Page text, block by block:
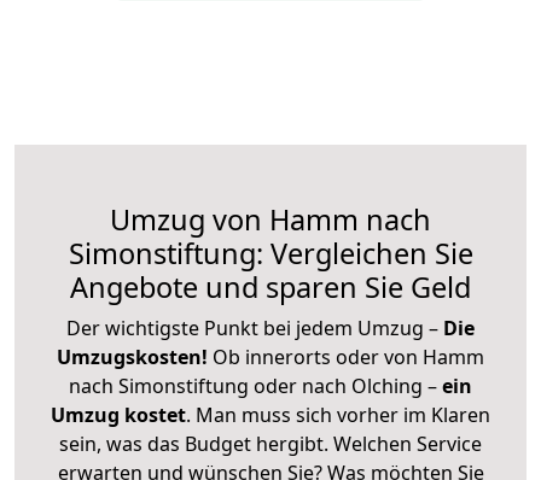
Umzug von Hamm nach
Simonstiftung: Vergleichen Sie
Angebote und sparen Sie Geld
Der wichtigste Punkt bei jedem Umzug – Die
Umzugskosten! Ob innerorts oder von Hamm
nach Simonstiftung oder nach Olching –ein
Umzug kostet. Man muss sich vorher im Klaren
sein, was das Budget hergibt. Welchen Service
erwarten und wünschen Sie? Was möchten Sie